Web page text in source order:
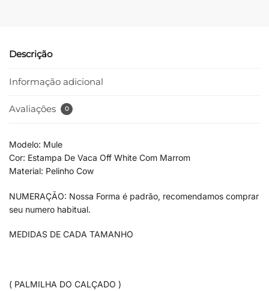
Descrição
Informação adicional
Avaliações 0
Modelo: Mule
Cor: Estampa De Vaca Off White Com Marrom
Material: Pelinho Cow
NUMERAÇÃO: Nossa Forma é padrão, recomendamos comprar
seu numero habitual.
MEDIDAS DE CADA TAMANHO
( PALMILHA DO CALÇADO )